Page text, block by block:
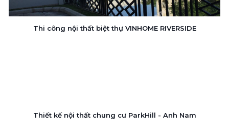
Thi công nội thất biệt thự VINHOME RIVERSIDE
Thiết kế nội thất chung cư ParkHill - Anh Nam